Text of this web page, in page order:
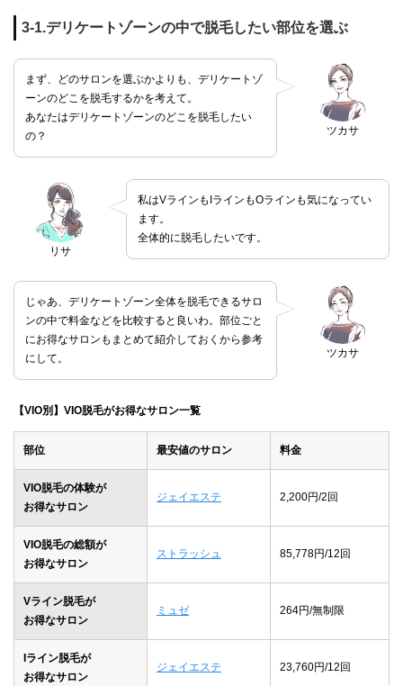
3-1.デリケートゾーンの中で脱毛したい部位を選ぶ
ツカサ
まず、どのサロンを選ぶかよりも、デリケートゾ
ーンのどこを脱毛するかを考えて。
あなたはデリケートゾーンのどこを脱毛したい
の？
リサ
私はVラインもIラインもOラインも気になってい
ます。
全体的に脱毛したいです。
ツカサ
じゃあ、デリケートゾーン全体を脱毛できるサロ
ンの中で料金などを比較すると良いわ。部位ごと
にお得なサロンもまとめて紹介しておくから参考
にして。
【VIO別】VIO脱毛がお得なサロン一覧
部位 最安値のサロン 料金
VIO脱毛の体験が
お得なサロン
ジェイエステ 2,200円/2回
VIO脱毛の総額が
お得なサロン
ストラッシュ 85,778円/12回
Vライン脱毛が
お得なサロン
ミュゼ 264円/無制限
Iライン脱毛が
お得なサロン
ジェイエステ 23,760円/12回